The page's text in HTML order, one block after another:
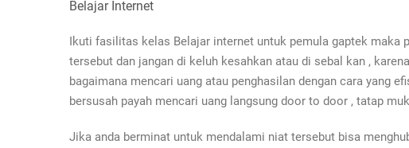
Belajar Internet
Ikuti fasilitas kelas Belajar internet untuk pemula gaptek maka
tersebut dan jangan di keluh kesahkan atau di sebal kan ,
bagaimana mencari uang atau penghasilan dengan cara yang
bersusah payah mencari uang langsung door to door , tatap
Jika anda berminat untuk mendalami niat tersebut bisa